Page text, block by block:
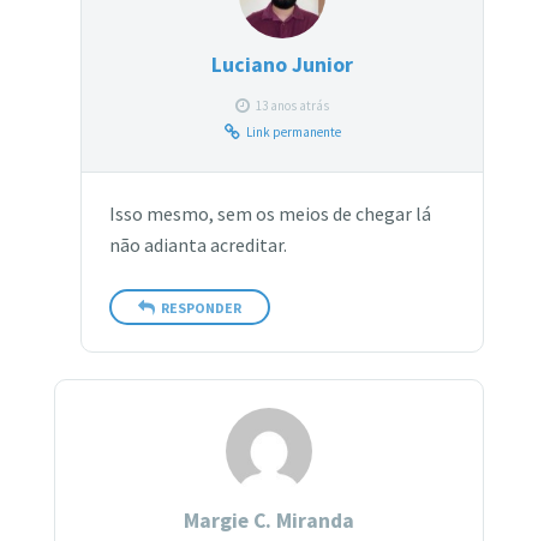
Luciano Junior
13 anos atrás
Link permanente
Isso mesmo, sem os meios de chegar lá
não adianta acreditar.
RESPONDER
Margie C. Miranda